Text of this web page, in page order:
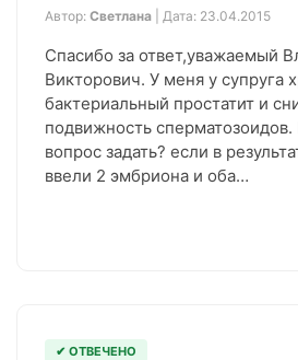
Автор: Светлана | Дата: 23.04.2015
Спасибо за ответ,уважаемый
Викторович. У меня у супруга
бактериальный простатит и
подвижность
вопрос задать? если в
ввели 2 эмбриона и оба…
✔ ОТВЕЧЕНО